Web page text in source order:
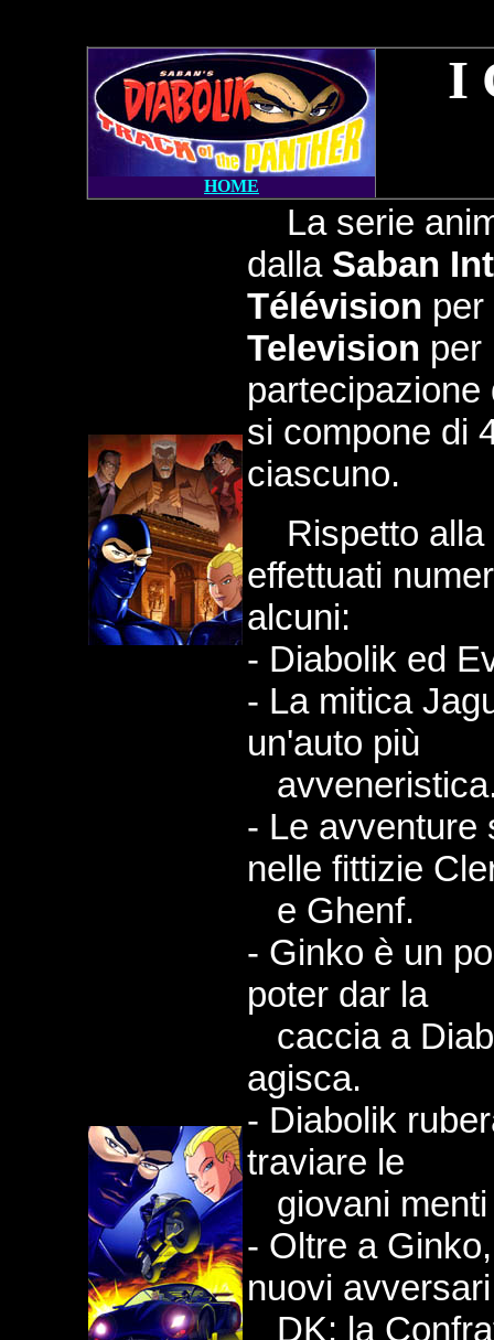
HOME
I
La serie
dalla Saban
Télévision
Television per
si compone di
ciascuno.
Rispetto alla
effettuati
alcuni:
- Diabolik ed
- La mitica
un'auto più
- Le avventure
nelle fittizie
e Ghenf.
- Ginko è un
poter dar la
caccia a
agisca.
- Diabolik
traviare le
giovani
- Oltre a
nuovi
DK: la